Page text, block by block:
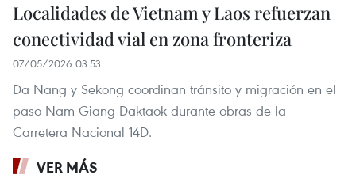
Localidades de Vietnam y Laos refuerzan
conectividad vial en zona fronteriza
07/05/2026 03:53
Da Nang y Sekong coordinan tránsito y migración en el
paso Nam Giang-Daktaok durante obras de la
Carretera Nacional 14D.
VER MÁS